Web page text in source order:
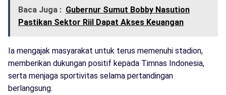
Baca Juga : Gubernur Sumut Bobby Nasution
Pastikan Sektor Riil Dapat Akses Keuangan
Ia mengajak masyarakat untuk terus memenuhi stadion,
memberikan dukungan positif kepada Timnas Indonesia,
serta menjaga sportivitas selama pertandingan
berlangsung.